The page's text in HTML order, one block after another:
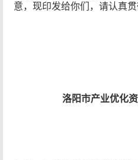
意，现印发给你们，请认真贯
洛阳市产业优化